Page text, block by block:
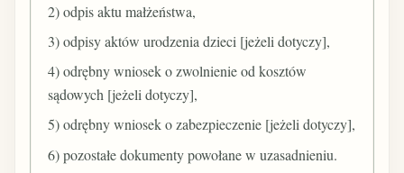
2) odpis aktu małżeństwa,
3) odpisy aktów urodzenia dzieci [jeżeli dotyczy],
4) odrębny wniosek o zwolnienie od kosztów
sądowych [jeżeli dotyczy],
5) odrębny wniosek o zabezpieczenie [jeżeli dotyczy],
6) pozostałe dokumenty powołane w uzasadnieniu.